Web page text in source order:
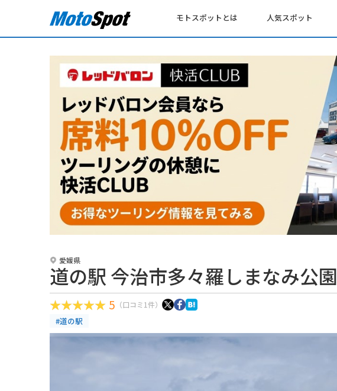
モトスポットとは 人気スポット
愛媛県
道の駅 今治市多々羅しまなみ公園
5 （口コミ1件）
#道の駅